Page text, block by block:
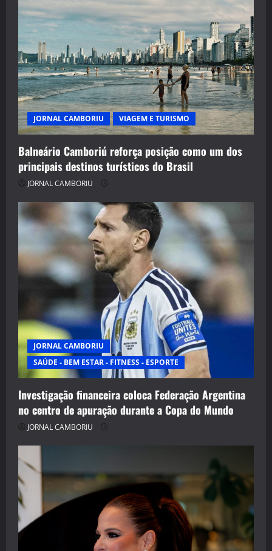
JORNAL CAMBORIU VIAGEM E TURISMO
Balneário Camboriú reforça posição como um dos
principais destinos turísticos do Brasil
JORNAL CAMBORIU
JORNAL CAMBORIU
SAÚDE - BEM ESTAR - FITNESS - ESPORTE
Investigação financeira coloca Federação Argentina
no centro de apuração durante a Copa do Mundo
JORNAL CAMBORIU